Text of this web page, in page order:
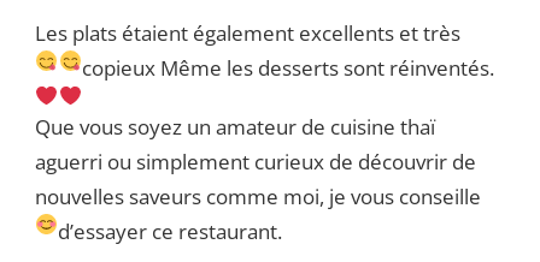
Les plats étaient également excellents et très
copieux Même les desserts sont réinventés.
Que vous soyez un amateur de cuisine thaï
aguerri ou simplement curieux de découvrir de
nouvelles saveurs comme moi, je vous conseille
d’essayer ce restaurant.